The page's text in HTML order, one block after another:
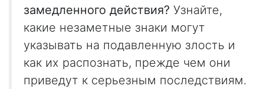
замедленного действия? Узнайте,
какие незаметные знаки могут
указывать на подавленную злость и
как их распознать, прежде чем они
приведут к серьезным последствиям.